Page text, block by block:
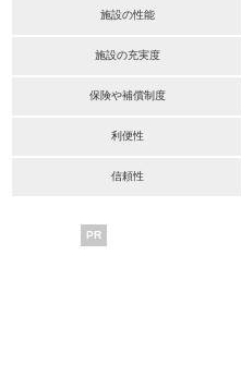
施設の性能
施設の充実度
保険や補償制度
利便性
信頼性
PR